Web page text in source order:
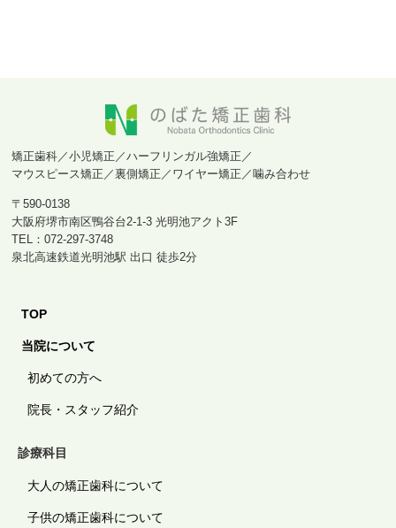
矯正歯科／小児矯正／ハーフリンガル強矯正／
マウスピース矯正／裏側矯正／ワイヤー矯正／噛み合わせ
〒590-0138
大阪府堺市南区鴨谷台2-1-3 光明池アクト3F
TEL：072-297-3748
泉北高速鉄道光明池駅 出口 徒歩2分
TOP
当院について
初めての方へ
院長・スタッフ紹介
診療科目
大人の矯正歯科について
子供の矯正歯科について